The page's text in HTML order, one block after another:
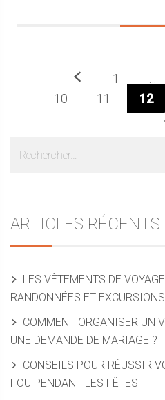
Précédent
1
10
11 12
Sidebar
ARTICLES RÉCENTS
LES VÊTEMENTS DE
RANDONNÉES ET EXCURSIONS
COMMENT ORGANISER UN
UNE DEMANDE DE MARIAGE ?
CONSEILS POUR RÉUSSIR
FOU PENDANT LES FÊTES